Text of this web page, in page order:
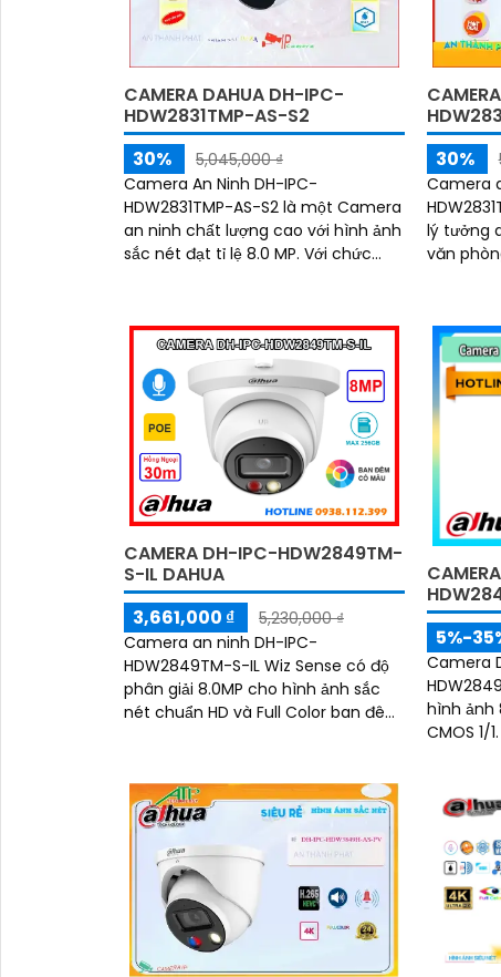
CAMERA DAHUA DH-IPC-
HDW2831TMP-AS-S2
30%
5,045,000 ₫
Camera An Ninh DH-IPC-
HDW2831TMP-AS-S2 là một Camera
an ninh chất lượng cao với hình ảnh
sắc nét đạt tỉ lệ 8.0 MP. Với chức
30%
Camera
lý tưởng
văn phòng. Với vỏ dome
dùng
CAMERA DH-IPC-HDW2849TM-
S-IL DAHUA
3,661,000 ₫
5,230,000 ₫
Camera an ninh DH-IPC-
HDW2849TM-S-IL Wiz Sense có độ
phân giải 8.0MP cho hình ảnh sắc
nét chuẩn HD và Full Color ban đêm
5%-
Camera
hình ảnh
CMOS 1/1. 8”. Công nghệ